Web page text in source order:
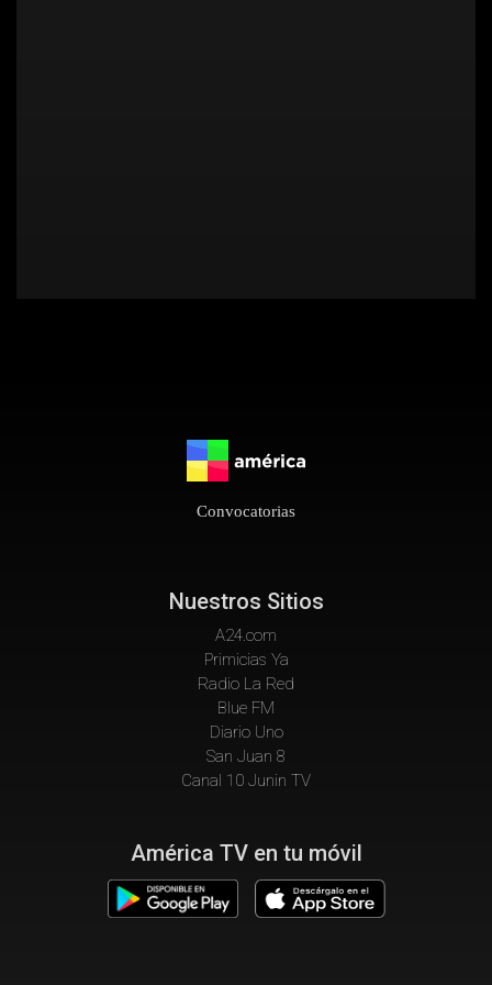
Convocatorias
Nuestros Sitios
A24.com
Primicias Ya
Radio La Red
Blue FM
Diario Uno
San Juan 8
Canal 10 Junin TV
América TV en tu móvil